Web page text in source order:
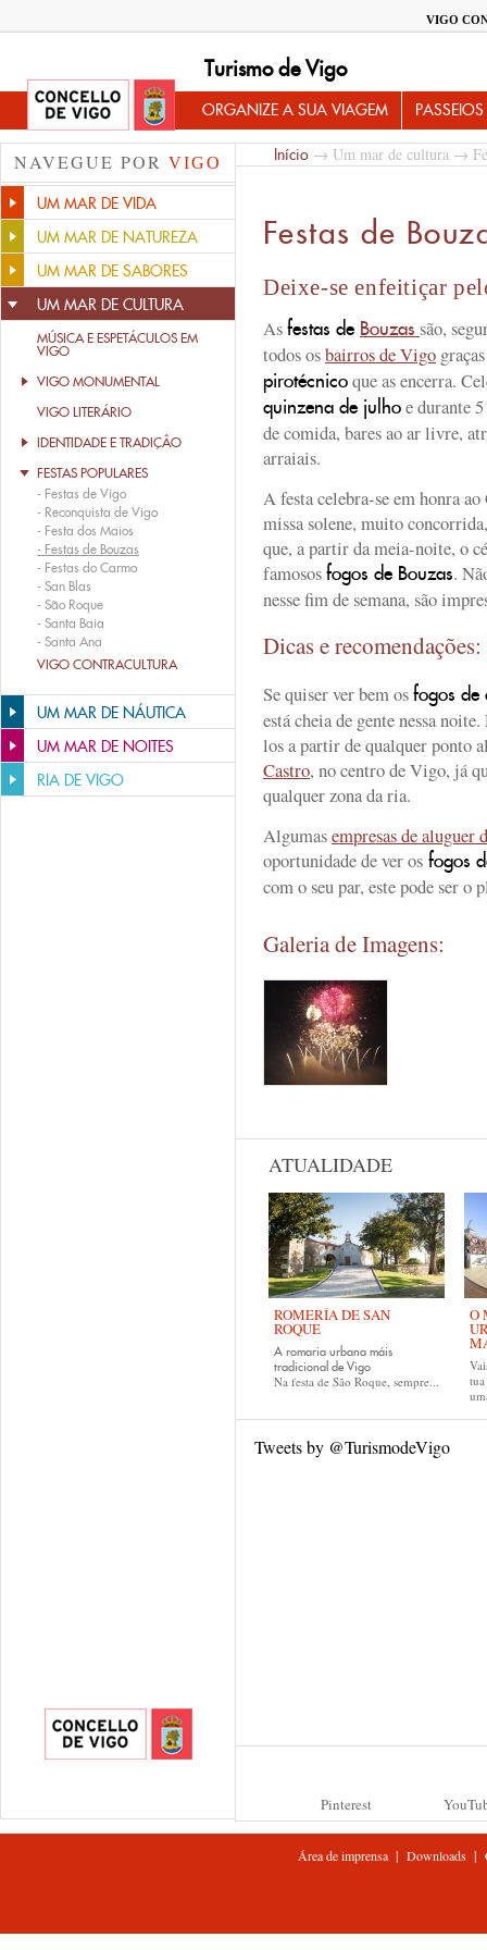
VIGO
Turismo de Vigo
ORGANIZE A SUA VIAGEM
NAVEGUE POR VIGO
UM MAR DE VIDA
UM MAR DE NATUREZA
UM MAR DE SABORES
UM MAR DE CULTURA
MÚSICA E ESPETÁCULOS EM
VIGO
VIGO MONUMENTAL
VIGO LITERÁRIO
IDENTIDADE E TRADIÇÂO
FESTAS POPULARES
- Festas de Vigo
- Reconquista de Vigo
- Festa dos Maios
- Festas de Bouzas
- Festas do Carmo
- San Blas
- São Roque
- Santa Baia
- Santa Ana
VIGO CONTRACULTURA
UM MAR DE NÁUTICA
UM MAR DE NOITES
RIA DE VIGO
Início → Um mar de cultura →
Festas de
Deixe-se enfeitiçar
Asfestas de Bouzas são,
todos osbairros de Vigo
pirotécnicoque as encerra.
quinzena de julhoe durante
de comida, bares ao ar livre,
arraiais.
A festa celebra-se em honra
missa solene, muito
que, a partir da meia-noite, o
famososfogos de Bouzas.
nesse fim de semana, são
Dicas e
Se quiser ver bem osfogos de
está cheia de gente nessa
los a partir de qualquer ponto
Castro, no centro de Vigo, já
qualquer zona da ria.
Algumasempresas de aluguer
oportunidade de ver os fogos
com o seu par, este pode ser o
Galeria de Imagens:
ATUALIDADE
ROMERÍA DE SAN
ROQUE
A romaria urbana máis
tradicional de Vigo
Na festa de São Roque, sempre...
O
Tweets by @TurismodeVigo
Pinterest
Área de imprensa| Downloads|